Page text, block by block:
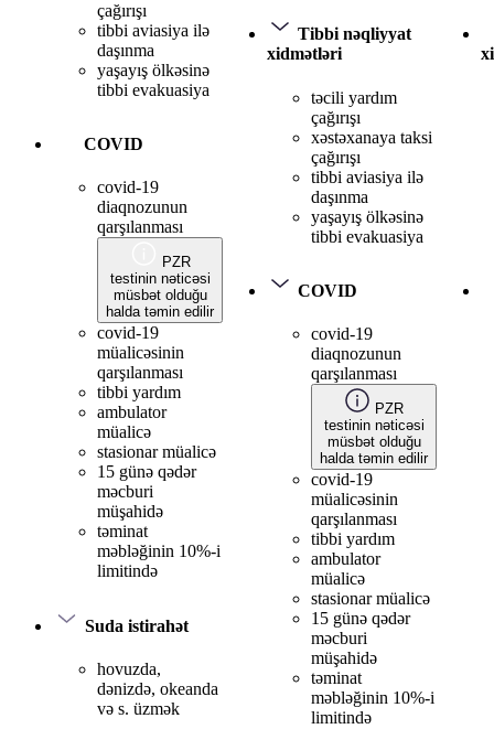
çağırışı
tibbi aviasiya ilə
daşınma
yaşayış ölkəsinə
tibbi evakuasiya
COVID
covid-19
diaqnozunun
qarşılanması
PZR
testinin nəticəsi
müsbət olduğu
halda təmin edilir
covid-19
müalicəsinin
qarşılanması
tibbi yardım
ambulator
müalicə
stasionar müalicə
15 günə qədər
məcburi
müşahidə
təminat
məbləğinin 10%-i
limitində
Suda istirahət
hovuzda,
dənizdə, okeanda
və s. üzmək
Tibbi nəqliyyat
xidmətləri
təcili yardım
çağırışı
xəstəxanaya taksi
çağırışı
tibbi aviasiya ilə
daşınma
yaşayış ölkəsinə
tibbi evakuasiya
COVID
covid-19
diaqnozunun
qarşılanması
PZR
testinin nəticəsi
müsbət olduğu
halda təmin edilir
covid-19
müalicəsinin
qarşılanması
tibbi yardım
ambulator
müalicə
stasionar müalicə
15 günə qədər
məcburi
müşahidə
təminat
məbləğinin 10%-i
limitində